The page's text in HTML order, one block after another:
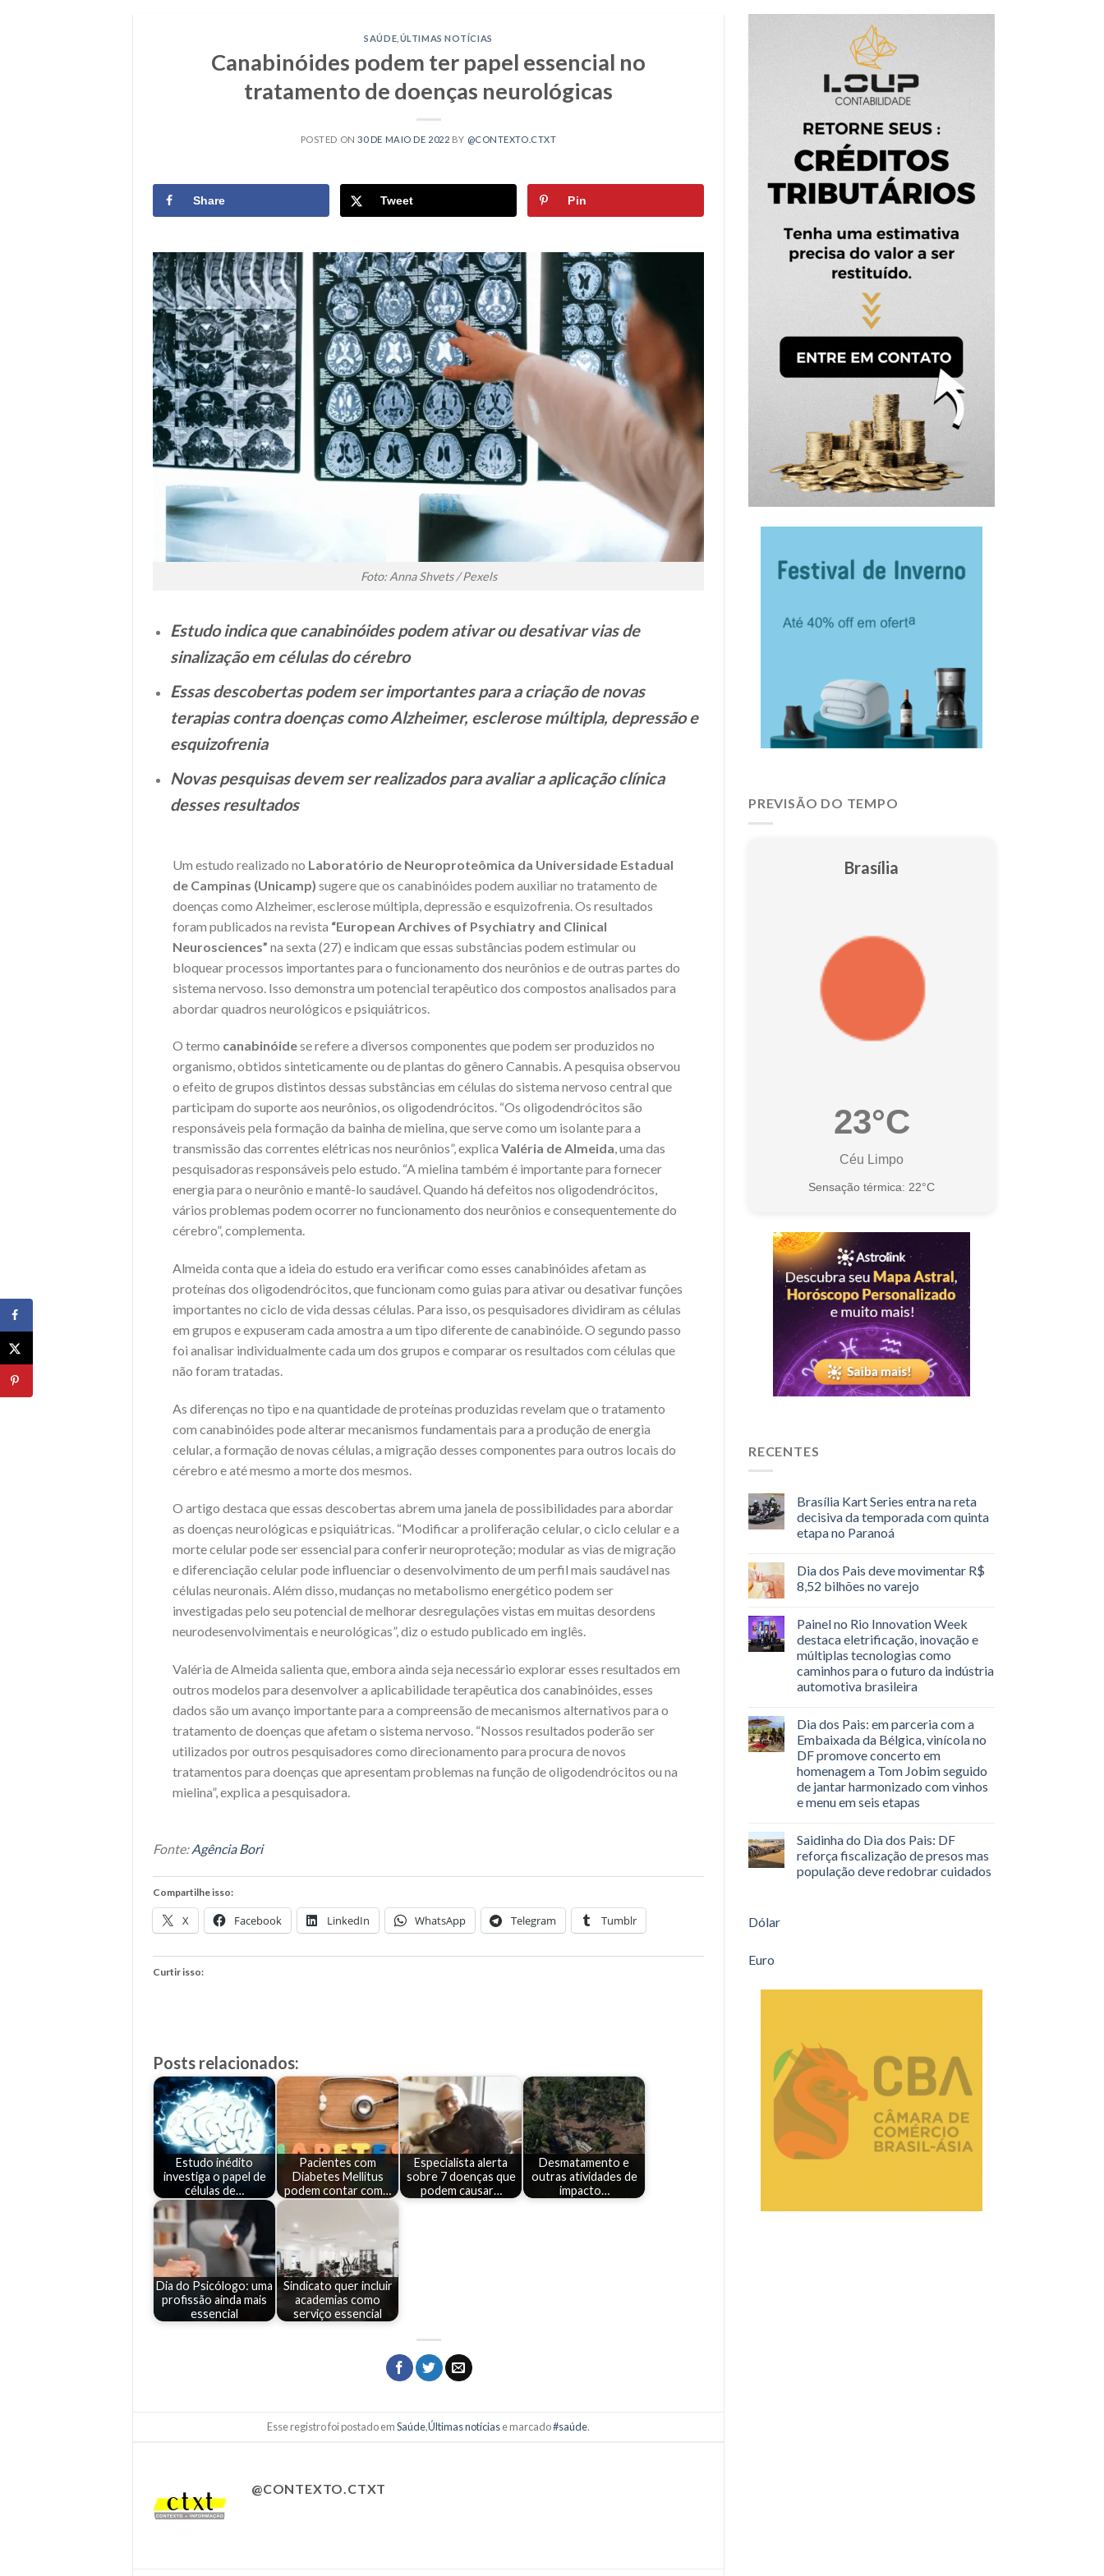
SAÚDE ÚLTIMAS NOTÍCIAS
Canabinóides podem ter papel essencial no
tratamento de doenças neurológicas
POSTED ON30 DE MAIO DE 2022 BY @CONTEXTO.CTXT
Share Tweet Pin
Foto: Anna Shvets / Pexels
Estudo indica que canabinóides podem ativar ou desativar vias de
sinalização em células do cérebro
Essas descobertas podem ser importantes para a criação de novas
terapias contra doenças como Alzheimer, esclerose múltipla, depressão e
esquizofrenia
Novas pesquisas devem ser realizados para avaliar a aplicação clínica
desses resultados
Um estudo realizado no Laboratório de Neuroproteômica da Universidade Estadual
de Campinas (Unicamp) sugere que os canabinóides podem auxiliar no tratamento de
doenças como Alzheimer, esclerose múltipla, depressão e esquizofrenia. Os resultados
foram publicados na revista “European Archives of Psychiatry and Clinical
Neurosciences” na sexta (27) e indicam que essas substâncias podem estimular ou
bloquear processos importantes para o funcionamento dos neurônios e de outras partes do
sistema nervoso. Isso demonstra um potencial terapêutico dos compostos analisados para
abordar quadros neurológicos e psiquiátricos.
O termo canabinóidese refere a diversos componentes que podem ser produzidos no
organismo, obtidos sinteticamente ou de plantas do gênero Cannabis. A pesquisa observou
o efeito de grupos distintos dessas substâncias em células do sistema nervoso central que
participam do suporte aos neurônios, os oligodendrócitos. “Os oligodendrócitos são
responsáveis pela formação da bainha de mielina, que serve como um isolante para a
transmissão das correntes elétricas nos neurônios”, explica Valéria de Almeida, uma das
pesquisadoras responsáveis pelo estudo. “A mielina também é importante para fornecer
energia para o neurônio e mantê-lo saudável. Quando há defeitos nos oligodendrócitos,
vários problemas podem ocorrer no funcionamento dos neurônios e consequentemente do
cérebro”, complementa.
Almeida conta que a ideia do estudo era verificar como esses canabinóides afetam as
proteínas dos oligodendrócitos, que funcionam como guias para ativar ou desativar funções
importantes no ciclo de vida dessas células. Para isso, os pesquisadores dividiram as células
em grupos e expuseram cada amostra a um tipo diferente de canabinóide. O segundo passo
foi analisar individualmente cada um dos grupos e comparar os resultados com células que
não foram tratadas.
As diferenças no tipo e na quantidade de proteínas produzidas revelam que o tratamento
com canabinóides pode alterar mecanismos fundamentais para a produção de energia
celular, a formação de novas células, a migração desses componentes para outros locais do
cérebro e até mesmo a morte dos mesmos.
O artigo destaca que essas descobertas abrem uma janela de possibilidades para abordar
as doenças neurológicas e psiquiátricas. “Modificar a proliferação celular, o ciclo celular e a
morte celular pode ser essencial para conferir neuroproteção; modular as vias de migração
e diferenciação celular pode influenciar o desenvolvimento de um perfil mais saudável nas
células neuronais. Além disso, mudanças no metabolismo energético podem ser
investigadas pelo seu potencial de melhorar desregulações vistas em muitas desordens
neurodesenvolvimentais e neurológicas”, diz o estudo publicado em inglês.
Valéria de Almeida salienta que, embora ainda seja necessário explorar esses resultados em
outros modelos para desenvolver a aplicabilidade terapêutica dos canabinóides, esses
dados são um avanço importante para a compreensão de mecanismos alternativos para o
tratamento de doenças que afetam o sistema nervoso. “Nossos resultados poderão ser
utilizados por outros pesquisadores como direcionamento para procura de novos
tratamentos para doenças que apresentam problemas na função de oligodendrócitos ou na
mielina”, explica a pesquisadora.
Fonte:Agência Bori
Compartilhe isso:
X Facebook LinkedIn WhatsApp Telegram Tumblr
Curtir isso:
Posts relacionados:
Estudo inédito
investiga o papel de
células de…
Pacientes com
Diabetes Mellitus
podem contar com…
Especialista alerta
sobre 7 doenças que
podem causar…
Desmatamento e
outras atividades de
impacto…
Dia do Psicólogo: uma
profissão ainda mais
essencial
Sindicato quer incluir
academias como
serviço essencial
Esse registro foi postado emSaúde,Últimas notíciase marcado#saúde.
@CONTEXTO.CTXT
PREVISÃO DO TEMPO
Brasília
23°C
Céu Limpo
Sensação térmica: 22°C
RECENTES
Brasília Kart Series entra na reta
decisiva da temporada com quinta
etapa no Paranoá
Dia dos Pais deve movimentar R$
8,52 bilhões no varejo
Painel no Rio Innovation Week
destaca eletrificação, inovação e
múltiplas tecnologias como
caminhos para o futuro da indústria
automotiva brasileira
Dia dos Pais: em parceria com a
Embaixada da Bélgica, vinícola no
DF promove concerto em
homenagem a Tom Jobim seguido
de jantar harmonizado com vinhos
e menu em seis etapas
Saidinha do Dia dos Pais: DF
reforça fiscalização de presos mas
população deve redobrar cuidados
Dólar
Euro